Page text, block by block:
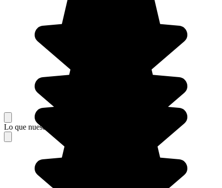
Lo que nuestros viajeros piensan de su estancia